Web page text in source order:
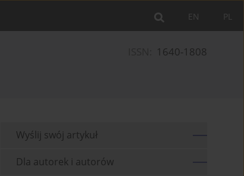
PL
EN
1640-1808
Wyślij swój artykuł
Dla autorek i autorów